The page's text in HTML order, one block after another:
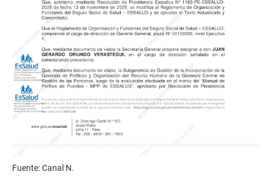
Fuente: Canal N.